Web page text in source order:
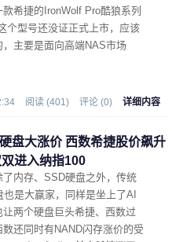
希捷的IronWolf Pro酷狼系列
个型号还没证正式上市，应该
主要是面向高端NAS市场
阅读 (401) 评论 (0) 详细内容
盘大涨价 西数希捷股价飙升
进入纳指100
内存、SSD硬盘之外，传统
也是大赢家，同样是坐上了AI
让两个硬盘巨头希捷、西数过
数还同时有NAND闪存涨价的受